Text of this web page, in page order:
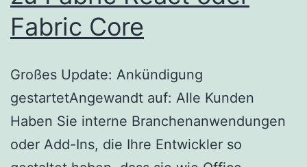
Fabric Core
Großes Update: Ankündigung
gestartetAngewandt auf: Alle Kunden
Haben Sie interne Branchenanwendungen
oder Add-Ins, die Ihre Entwickler so